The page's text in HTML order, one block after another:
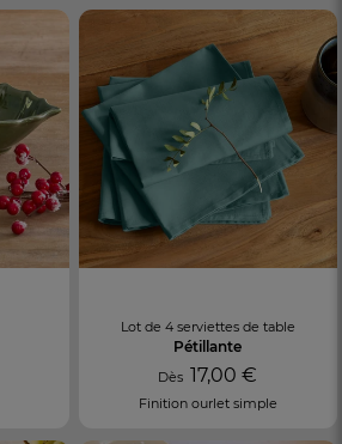
Lot de 4 serviettes de table
Pétillante
Dès 17,00 €
Finition ourlet simple